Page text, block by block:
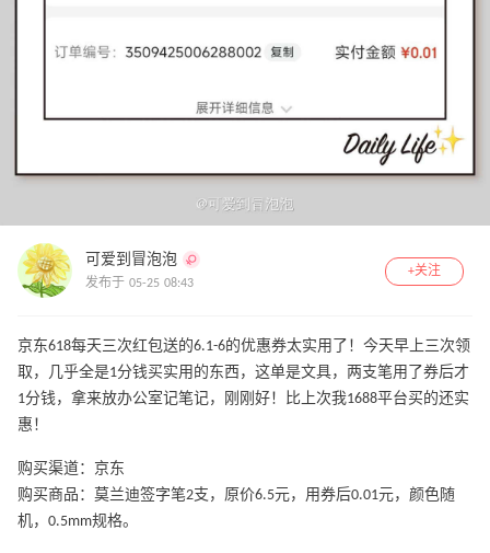
可爱到冒泡泡
发布于 05-25 08:43
+关注
京东618每天三次红包送的6.1-6的优惠券太实用了！今天早上三次领
取，几乎全是1分钱买实用的东西，这单是文具，两支笔用了券后才
1分钱，拿来放办公室记笔记，刚刚好！比上次我1688平台买的还实
惠！
购买渠道：京东
购买商品：莫兰迪签字笔2支，原价6.5元，用券后0.01元，颜色随
机，0.5mm规格。